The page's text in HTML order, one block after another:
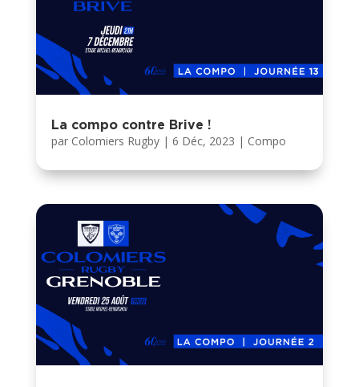
La compo contre Brive !
par Colomiers Rugby| 6 Déc, 2023 | Compo